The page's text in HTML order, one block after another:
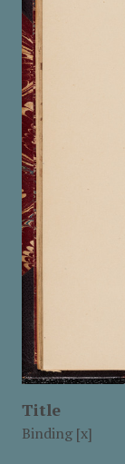
Title
Binding [x]